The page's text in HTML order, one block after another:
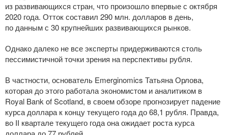
из развивающихся стран, что произошло впервые с октября
2020 года. Отток составил 290 млн. долларов в день,
по данным с 30 крупнейших развивающихся рынков.
Однако далеко не все эксперты придерживаются столь
пессимистичной точки зрения на перспективы рубля.
В частности, основатель Emerginomics Татьяна Орлова,
которая до этого работала экономистом и аналитиком в
Royal Bank of Scotland, в своем обзоре прогнозирует падение
курса доллара к концу текущего года до 68,1 рубля. Правда,
во II квартале текущего года она ожидает роста курса